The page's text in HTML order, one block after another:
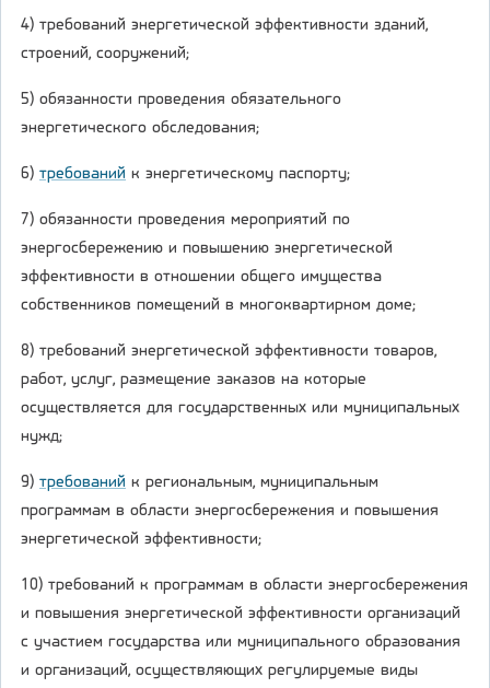
4) требований энергетической эффективности зданий,
строений, сооружений;
5) обязанности проведения обязательного
энергетического обследования;
6) требований к энергетическому паспорту;
7) обязанности проведения мероприятий по
энергосбережению и повышению энергетической
эффективности в отношении общего имущества
собственников помещений в многоквартирном доме;
8) требований энергетической эффективности товаров,
работ, услуг, размещение заказов на которые
осуществляется для государственных или муниципальных
нужд;
9) требований к региональным, муниципальным
программам в области энергосбережения и повышения
энергетической эффективности;
10) требований к программам в области энергосбережения
и повышения энергетической эффективности организаций
с участием государства или муниципального образования
и организаций, осуществляющих регулируемые виды